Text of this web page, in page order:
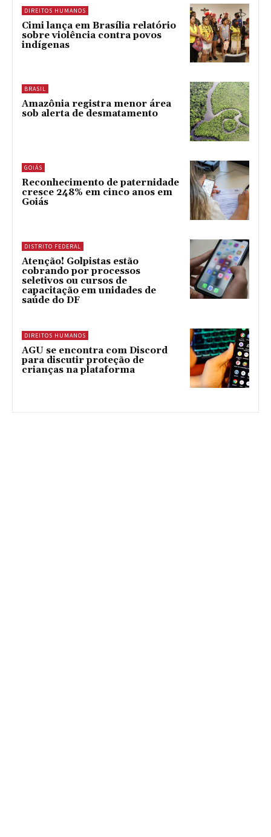
DIREITOS HUMANOS
Cimi lança em Brasília relatório
sobre violência contra povos
indígenas
BRASIL
Amazônia registra menor área
sob alerta de desmatamento
GOIÁS
Reconhecimento de paternidade
cresce 248% em cinco anos em
Goiás
DISTRITO FEDERAL
Atenção! Golpistas estão
cobrando por processos
seletivos ou cursos de
capacitação em unidades de
saúde do DF
DIREITOS HUMANOS
AGU se encontra com Discord
para discutir proteção de
crianças na plataforma